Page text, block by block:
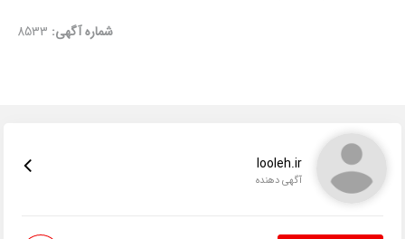
شماره آگهی: 8533
looleh.ir
آگهی دهنده